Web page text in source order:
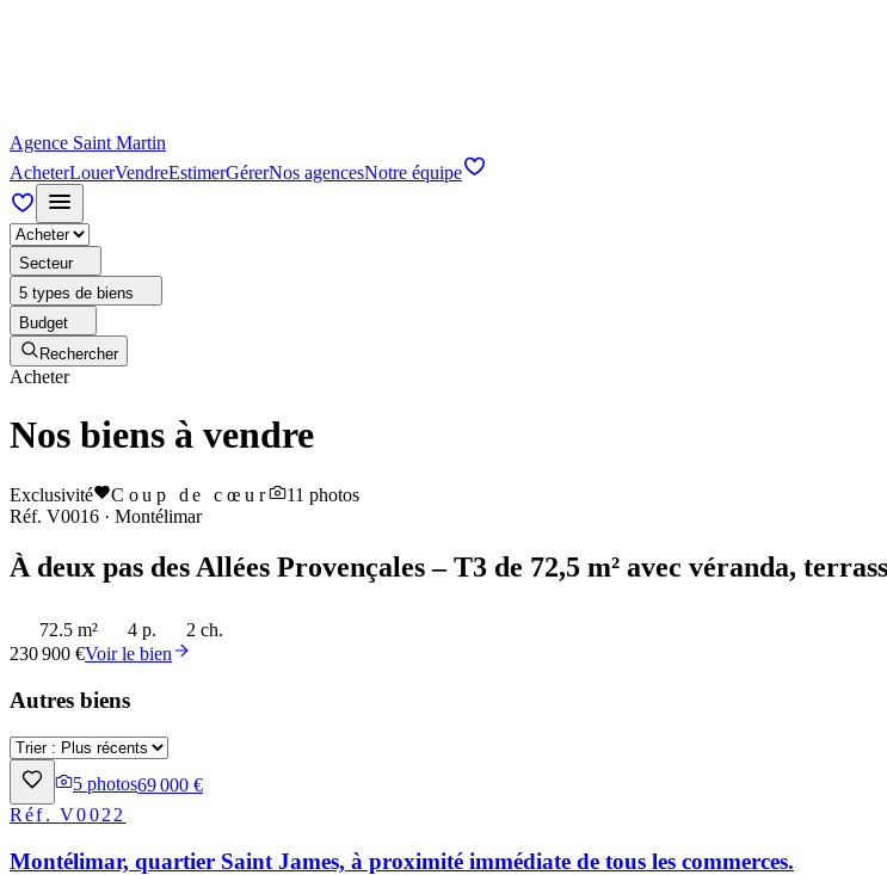
Agence Saint Martin
AcheterLouerVendreEstimerGérerNos agencesNotre équipe
Secteur
5 types de biens
Budget
Rechercher
Acheter
Nos biens à vendre
Exclusivité Coup de cœur 11 photos
Réf. V0016 · Montélimar
À deux pas des Allées Provençales – T3 de 72,5 m² avec véranda,
72.5 m² 4 p.
2 ch.
230 900 €Voir le bien
Autres biens
5 photos69 000 €
Réf.V0022
Montélimar, quartier Saint James, à proximité immédiate de tous les commerces.